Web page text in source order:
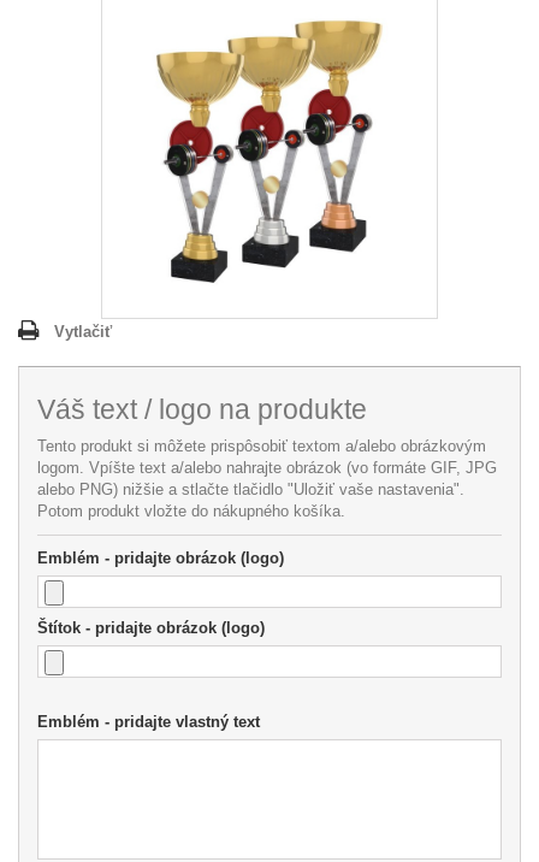
Vytlačiť
Váš text / logo na produkte
Tento produkt si môžete prispôsobiť textom a/alebo obrázkovým
logom. Vpíšte text a/alebo nahrajte obrázok (vo formáte GIF, JPG
alebo PNG) nižšie a stlačte tlačidlo "Uložiť vaše nastavenia".
Potom produkt vložte do nákupného košíka.
Emblém - pridajte obrázok (logo)
Štítok - pridajte obrázok (logo)
Emblém - pridajte vlastný text